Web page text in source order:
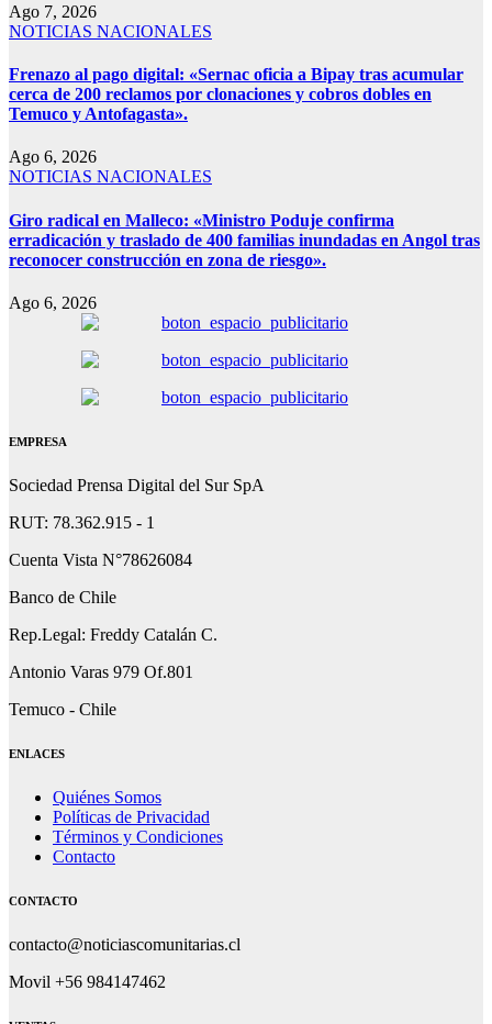
Ago 7, 2026
NOTICIAS NACIONALES
Frenazo al pago digital: «Sernac oficia a Bipay tras acumular
cerca de 200 reclamos por clonaciones y cobros dobles en
Temuco y Antofagasta».
Ago 6, 2026
NOTICIAS NACIONALES
Giro radical en Malleco: «Ministro Poduje confirma
erradicación y traslado de 400 familias inundadas en Angol tras
reconocer construcción en zona de riesgo».
Ago 6, 2026
EMPRESA
Sociedad Prensa Digital del Sur SpA
RUT: 78.362.915 - 1
Cuenta Vista N°78626084
Banco de Chile
Rep.Legal: Freddy Catalán C.
Antonio Varas 979 Of.801
Temuco - Chile
ENLACES
Quiénes Somos
Políticas de Privacidad
Términos y Condiciones
Contacto
CONTACTO
contacto@noticiascomunitarias.cl
Movil +56 984147462